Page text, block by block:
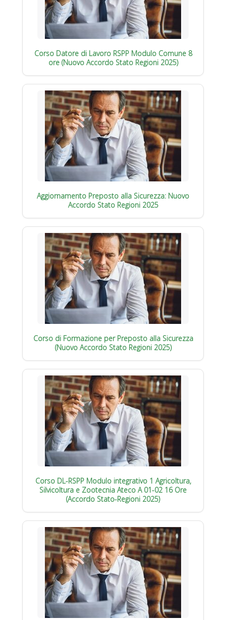
Corso Datore di Lavoro RSPP Modulo Comune 8
ore (Nuovo Accordo Stato Regioni 2025)
Aggiornamento Preposto alla Sicurezza: Nuovo
Accordo Stato Regioni 2025
Corso di Formazione per Preposto alla Sicurezza
(Nuovo Accordo Stato Regioni 2025)
Corso DL-RSPP Modulo integrativo 1 Agricoltura,
Silvicoltura e Zootecnia Ateco A 01-02 16 Ore
(Accordo Stato-Regioni 2025)